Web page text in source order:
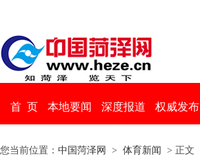
首 页 本地要闻 深度报道 权威发布
您当前位置： 中国菏泽网 > 体育新闻 > 正文